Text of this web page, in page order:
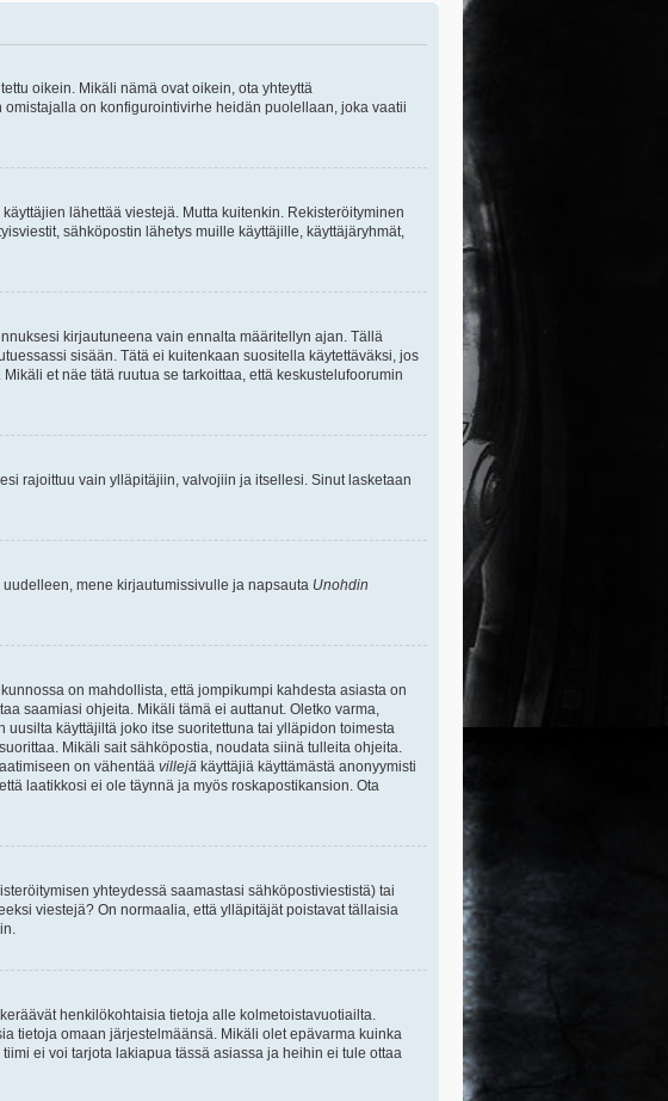
oikein. Mikäli nämä ovat oikein, ota yhteyttä
on konfigurointivirhe heidän puolellaan, joka vaatii
lähettää viestejä. Mutta kuitenkin. Rekisteröityminen
sähköpostin lähetys muille käyttäjille, käyttäjäryhmät,
kirjautuneena vain ennalta määritellyn ajan. Tällä
sisään. Tätä ei kuitenkaan suositella käytettäväksi, jos
et näe tätä ruutua se tarkoittaa, että keskustelufoorumin
rajoittuu vain ylläpitäjiin, valvojiin ja itsellesi. Sinut lasketaan
mene kirjautumissivulle ja napsauta Unohdin
on mahdollista, että jompikumpi kahdesta asiasta on
saamiasi ohjeita. Mikäli tämä ei auttanut. Oletko varma,
käyttäjiltä joko itse suoritettuna tai ylläpidon toimesta
Mikäli sait sähköpostia, noudata siinä tulleita ohjeita.
on vähentää villejä käyttäjiä käyttämästä anonyymisti
laatikkosi ei ole täynnä ja myös roskapostikansion. Ota
yhteydessä saamastasi sähköpostiviestistä) tai
viestejä? On normaalia, että ylläpitäjät poistavat tällaisia
henkilökohtaisia tietoja alle kolmetoistavuotiailta.
tietoja omaan järjestelmäänsä. Mikäli olet epävarma kuinka
ei voi tarjota lakiapua tässä asiassa ja heihin ei tule ottaa